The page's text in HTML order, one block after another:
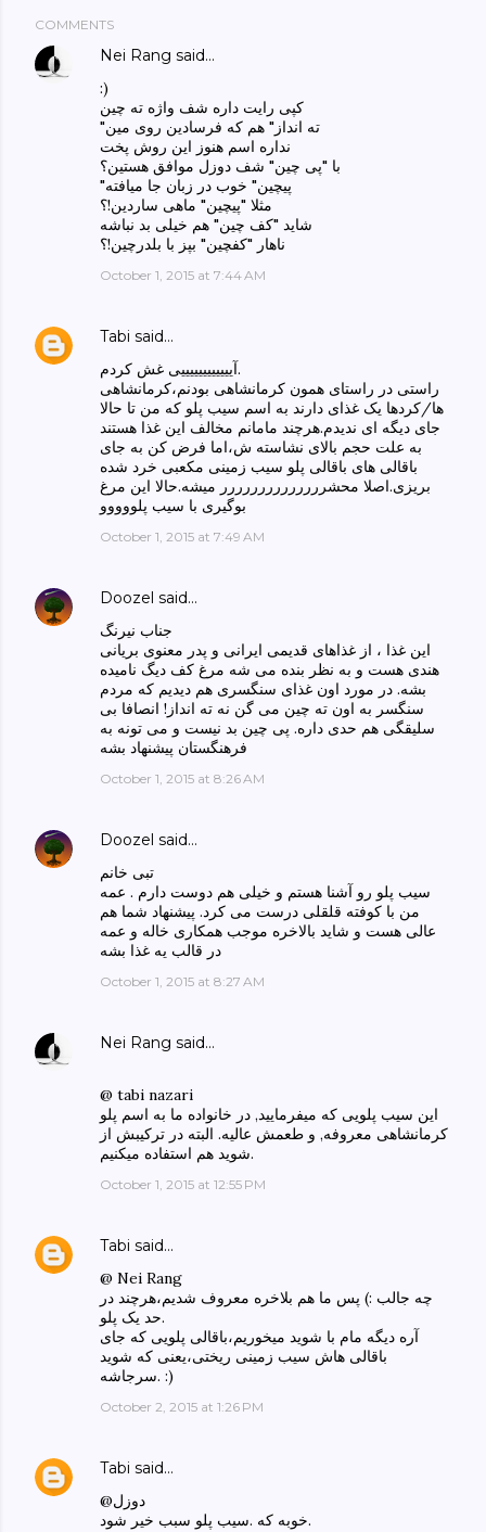
COMMENTS
Nei Rang said…
:)
کپی رایت داره شف واژه ته چین
"ته انداز" هم که فرسادین روی مین
نداره اسم هنوز این روش پخت
با "پی چین" شف دوزل موافق هستین؟
"پیچین" خوب در زبان جا میافته
مثلا "پیچین" ماهی ساردین!؟
شاید "کف چین" هم خیلی بد نباشه
ناهار "کفچین" بپز با بلدرچین!؟
October 1, 2015 at 7:44 AM
Tabi said…
آییییییییییییی غش کردم.
راستی در راستای همون کرمانشاهی بودنم،کرمانشاهی
ها/کردها یک غذای دارند به اسم سیب پلو که من تا حالا
جای دیگه ای ندیدم.هرچند مامانم مخالف این غذا هستند
به علت حجم بالای نشاسته ش،اما فرض کن به جای
باقالی های باقالی پلو سیب زمینی مکعبی خرد شده
بریزی.اصلا محشرررررررررررررر میشه.حالا این مرغ
بوگیری با سیب پلووووو
October 1, 2015 at 7:49 AM
Doozel said…
جناب نیرنگ
این غذا ، از غذاهای قدیمی ایرانی و پدر معنوی بریانی
هندی هست و به نظر بنده می شه مرغ کف دیگ نامیده
بشه. در مورد اون غذای سنگسری هم دیدیم که مردم
سنگسر به اون ته چین می گن نه ته انداز! انصافا بی
سلیقگی هم حدی داره. پی چین بد نیست و می تونه به
فرهنگستان پیشنهاد بشه
October 1, 2015 at 8:26 AM
Doozel said…
تبی خانم
سیب پلو رو آشنا هستم و خیلی هم دوست دارم . عمه
من با کوفته قلقلی درست می کرد. پیشنهاد شما هم
عالی هست و شاید بالاخره موجب همکاری خاله و عمه
در قالب یه غذا بشه
October 1, 2015 at 8:27 AM
Nei Rang said…
@ tabi nazari
این سیب پلویی که میفرمایید, در خانواده ما به اسم پلو
کرمانشاهی معروفه, و طعمش عالیه. البته در ترکیبش از
شوید هم استفاده میکنیم.
October 1, 2015 at 12:55 PM
Tabi said…
@ Nei Rang
چه جالب :) پس ما هم بلاخره معروف شدیم،هرچند در
حد یک پلو.
آره دیگه مام با شوید میخوریم،باقالی پلویی که جای
باقالی هاش سیب زمینی ریختی،یعنی که شوید
سرجاشه. :)
October 2, 2015 at 1:26 PM
Tabi said…
@دوزل
خوبه که .سیب پلو سبب خیر شود.